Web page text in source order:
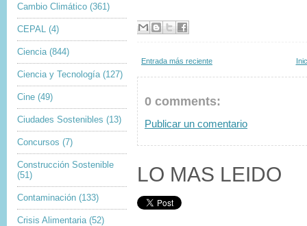
Cambio Climático (361)
CEPAL (4)
Ciencia (844)
Ciencia y Tecnología (127)
Cine (49)
Ciudades Sostenibles (13)
Concursos (7)
Construcción Sostenible
(51)
Contaminación (133)
Crisis Alimentaria (52)
Entrada más reciente
0 comments:
Publicar un comentario
LO MAS LEIDO